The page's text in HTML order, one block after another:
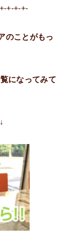
+-+-+-
のことがもっ
になってみて